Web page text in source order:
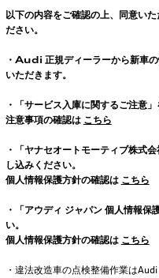
以下の内容をご確認の上、同意い
ださい。
・ Audi 正規ディーラーから新車
いただきます。
・「サービス入庫に関するご注意
注意事項の確認は こちら
・「ヤナセオートモーティブ株式
し込みください。
個人情報保護方針の確認は こちら
・「アウディ ジャパン 個人情報保
い。
個人情報保護方針の確認は こちら
・違法改造車の点検整備作業は